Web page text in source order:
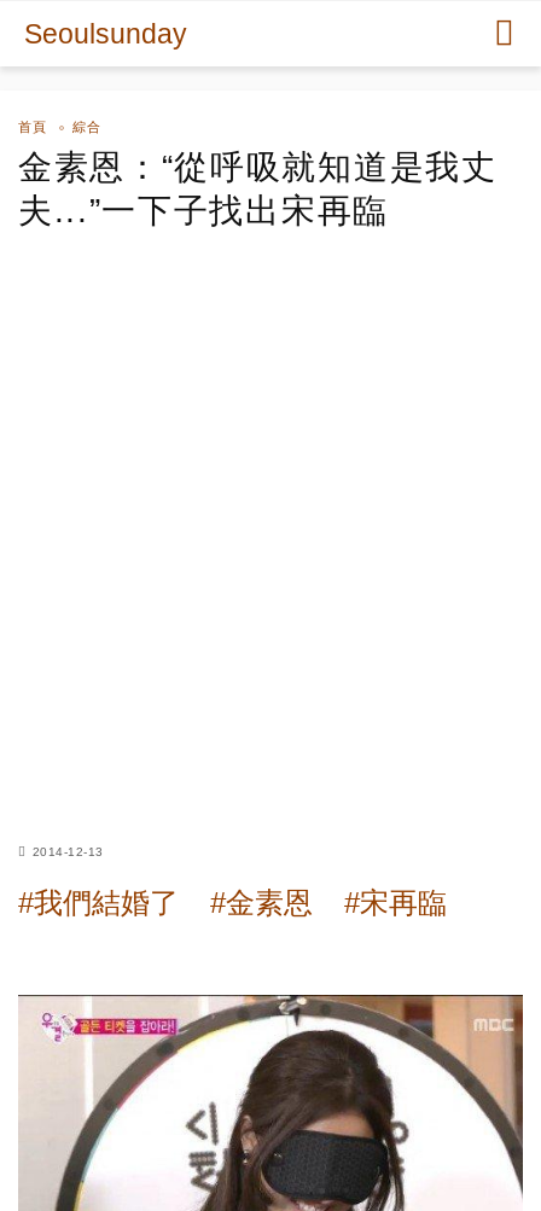
Seoulsunday
首頁 綜合
金素恩：“從呼吸就知道是我丈
夫...”一下子找出宋再臨
2014-12-13
#我們結婚了 #金素恩 #宋再臨